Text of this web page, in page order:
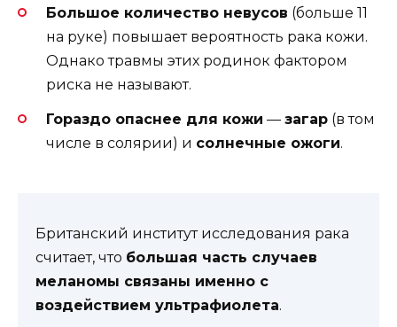
Большое количество невусов (больше 11
на руке) повышает вероятность рака кожи.
Однако травмы этих родинок фактором
риска не называют.
Гораздо опаснее для кожи — загар (в том
числе в солярии) и солнечные ожоги.
Британский институт исследования рака
считает, что большая часть случаев
меланомы связаны именно с
воздействием ультрафиолета.